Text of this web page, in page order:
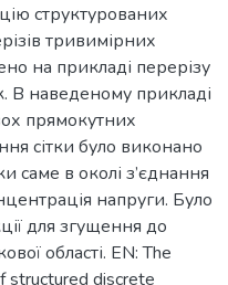
структурованих
тривимірних
на прикладі перерізу
В наведеному прикладі
прямокутних
сітки було виконано
саме в околі з’єднання
напруги. Було
для згущення до
області. EN: The
structured discrete